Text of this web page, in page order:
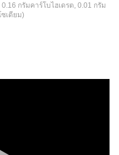
กรัมคาร์โบไฮเดรต, 0.01 กรัม
เดียม)